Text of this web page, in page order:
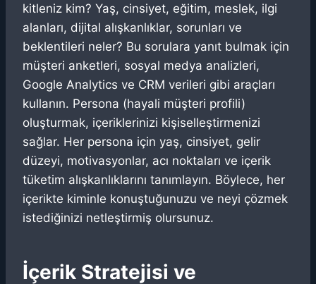
kitleniz kim? Yaş, cinsiyet, eğitim, meslek, ilgi
alanları, dijital alışkanlıklar, sorunları ve
beklentileri neler? Bu sorulara yanıt bulmak için
müşteri anketleri, sosyal medya analizleri,
Google Analytics ve CRM verileri gibi araçları
kullanın. Persona (hayali müşteri profili)
oluşturmak, içeriklerinizi kişiselleştirmenizi
sağlar. Her persona için yaş, cinsiyet, gelir
düzeyi, motivasyonlar, acı noktaları ve içerik
tüketim alışkanlıklarını tanımlayın. Böylece, her
içerikte kiminle konuştuğunuzu ve neyi çözmek
istediğinizi netleştirmiş olursunuz.
İçerik Stratejisi ve